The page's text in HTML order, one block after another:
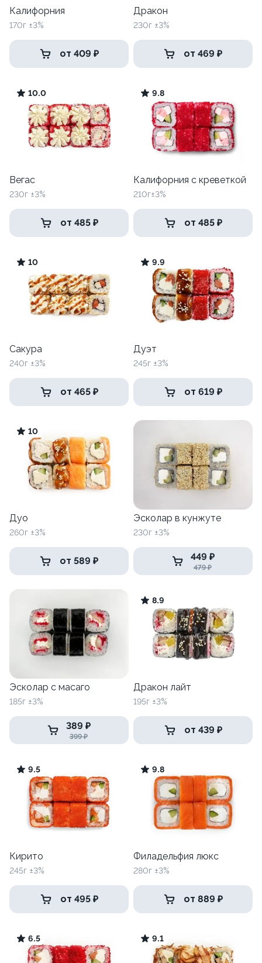
Калифорния
170г ±3%
от 409 ₽
Дракон
230г ±3%
от 469 ₽
10.0
Вегас
230г ±3%
от 485 ₽
9.8
Калифорния с креветкой
210г±3%
от 485 ₽
10
Сакура
240г ±3%
от 465 ₽
9.9
Дуэт
245г ±3%
от 619 ₽
10
Дуо
260г ±3%
от 589 ₽
Эсколар в кунжуте
230г ±3%
449 ₽
479 ₽
Эсколар с масаго
185г ±3%
389 ₽
399 ₽
8.9
Дракон лайт
195г ±3%
от 439 ₽
9.5
Кирито
245г ±3%
от 495 ₽
9.8
Филадельфия люкс
280г ±3%
от 889 ₽
6.5 9.1